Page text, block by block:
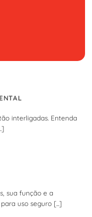
interligadas. Entenda
sua função e a
uso seguro [...]